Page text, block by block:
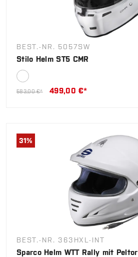
BEST.-NR. 5057SW
Stilo Helm ST5 CMR
583,00 €* 499,00 €*
31%
BEST.-NR. 363HXL-INT
Sparco Helm WTT Rally mit Peltor